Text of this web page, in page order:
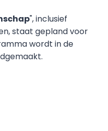
", inclusief
staat gepland voor
wordt in de